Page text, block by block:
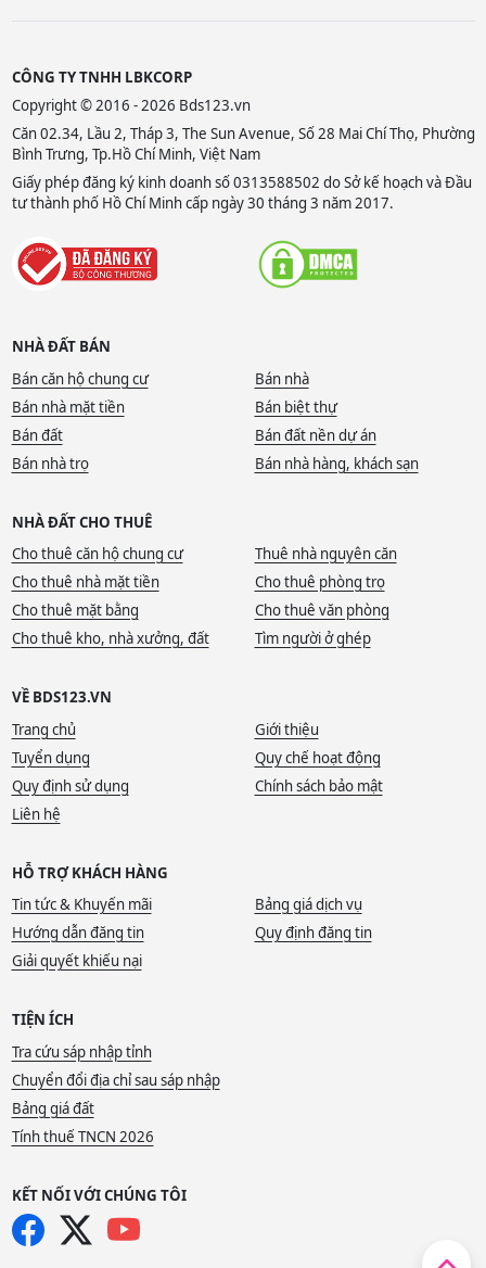
CÔNG TY TNHH LBKCORP
Copyright © 2016 - 2026 Bds123.vn
Căn 02.34, Lầu 2, Tháp 3, The Sun Avenue, Số 28 Mai Chí Thọ, Phường
Bình Trưng, Tp.Hồ Chí Minh, Việt Nam
Giấy phép đăng ký kinh doanh số 0313588502 do Sở kế hoạch và Đầu
tư thành phố Hồ Chí Minh cấp ngày 30 tháng 3 năm 2017.
NHÀ ĐẤT BÁN
Bán căn hộ chung cư
Bán nhà
Bán nhà mặt tiền
Bán biệt thự
Bán đất
Bán đất nền dự án
Bán nhà trọ
Bán nhà hàng, khách sạn
NHÀ ĐẤT CHO THUÊ
Cho thuê căn hộ chung cư
Thuê nhà nguyên căn
Cho thuê nhà mặt tiền
Cho thuê phòng trọ
Cho thuê mặt bằng
Cho thuê văn phòng
Cho thuê kho, nhà xưởng, đất
Tìm người ở ghép
VỀ BDS123.VN
Trang chủ
Giới thiệu
Tuyển dụng
Quy chế hoạt động
Quy định sử dụng
Chính sách bảo mật
Liên hệ
HỖ TRỢ KHÁCH HÀNG
Tin tức & Khuyến mãi
Bảng giá dịch vụ
Hướng dẫn đăng tin
Quy định đăng tin
Giải quyết khiếu nại
TIỆN ÍCH
Tra cứu sáp nhập tỉnh
Chuyển đổi địa chỉ sau sáp nhập
Bảng giá đất
Tính thuế TNCN 2026
KẾT NỐI VỚI CHÚNG TÔI